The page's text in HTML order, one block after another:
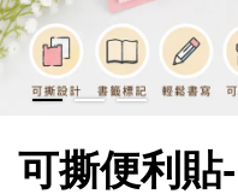
可撕便利貼